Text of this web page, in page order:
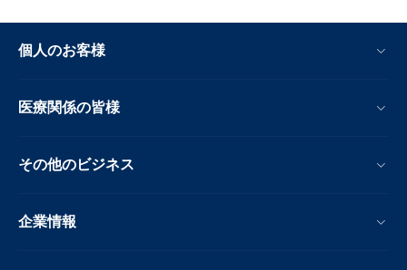
個人のお客様
医療関係の皆様
その他のビジネス
企業情報